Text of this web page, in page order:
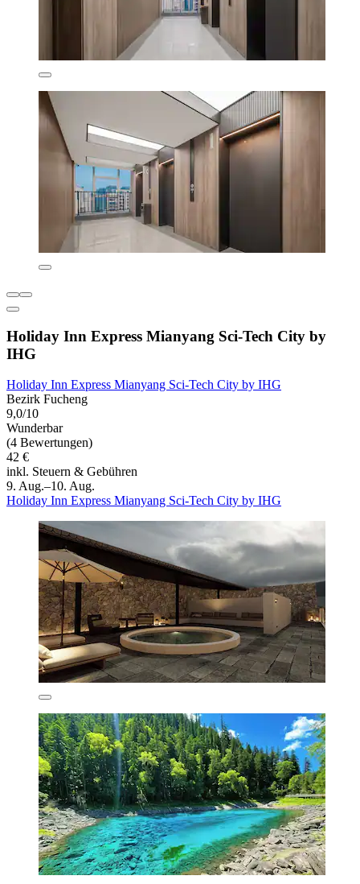
Holiday Inn Express Mianyang Sci-Tech City by
IHG
Holiday Inn Express Mianyang Sci-Tech City by IHG
Bezirk Fucheng
9,0/10
Wunderbar
(4 Bewertungen)
42 €
inkl. Steuern & Gebühren
9. Aug.–10. Aug.
Holiday Inn Express Mianyang Sci-Tech City by IHG